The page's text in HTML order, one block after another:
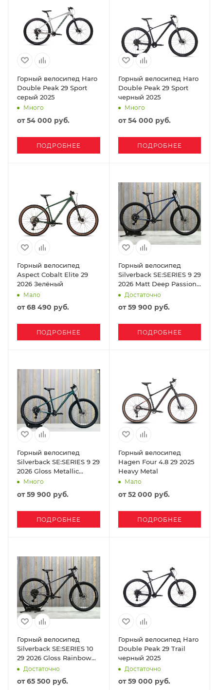
Горный велосипед Haro
Double Peak 29 Sport
серый 2025
Много
от54 000 руб.
ПОДРОБНЕЕ
Горный велосипед Haro
Double Peak 29 Sport
черный 2025
Много
от54 000 руб.
ПОДРОБНЕЕ
Горный велосипед
Aspect Cobalt Elite 29
2026 Зелёный
Мало
от68 490 руб.
ПОДРОБНЕЕ
Горный велосипед
Silverback SE:SERIES 9 29
2026 Matt Deep Passion
Blue/Gloss Blue
Достаточно
от59 900 руб.
ПОДРОБНЕЕ
Горный велосипед
Silverback SE:SERIES 9 29
2026 Gloss Metallic
Emerald/Matt Black
Много
от59 900 руб.
ПОДРОБНЕЕ
Горный велосипед
Hagen Four 4.8 29 2025
Heavy Metal
Мало
от52 000 руб.
ПОДРОБНЕЕ
Горный велосипед
Silverback SE:SERIES 10
29 2026 Gloss Rainbow
Pearl/Matt Black
Достаточно
от65 500 руб.
Горный велосипед Haro
Double Peak 29 Trail
черный 2025
Достаточно
от59 000 руб.